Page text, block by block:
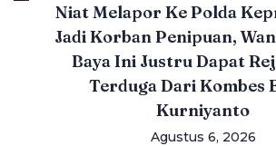
Niat Melapor Ke Polda
Jadi Korban Penipuan,
Baya Ini Justru Dapat
Terduga Dari Kombes
Kurniyanto
Agustus 6, 2026